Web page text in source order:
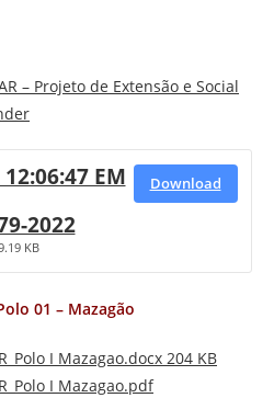
– Projeto de Extensão e Social
EM
2022
KB
Download
01 – Mazagão
I Mazagao.docx 204 KB
I Mazagao.pdf